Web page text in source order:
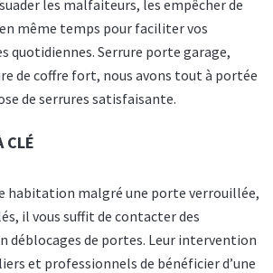
les malfaiteurs, les empêcher de
même temps pour faciliter vos
quotidiennes. Serrure porte garage,
de coffre fort, nous avons tout à portée
de serrures satisfaisante.
CLÉ
habitation malgré une porte verrouillée,
il vous suffit de contacter des
déblocages de portes. Leur intervention
et professionnels de bénéficier d’une